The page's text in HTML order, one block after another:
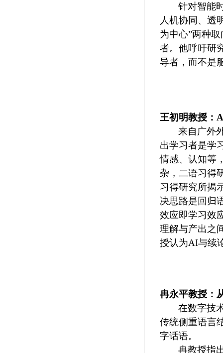
针对智能
人机协同、透
为中心”两种取
者。他呼吁研
导者，而不是
王初明教授 ：
来自 广外
出学习者是学
情感、认知等
杂，二语习得
习得研究所揭
决思路是回归
效应即学习效
理解与产出之
授认为AI与续
冉永平教授 ：
在数字技
传统侧重语言
字话语。
冉教授指